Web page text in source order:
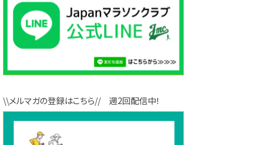
\\メルマガの登録はこちら// 週2回配信中！